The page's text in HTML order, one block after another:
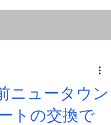
ニュータウン
トの交換で